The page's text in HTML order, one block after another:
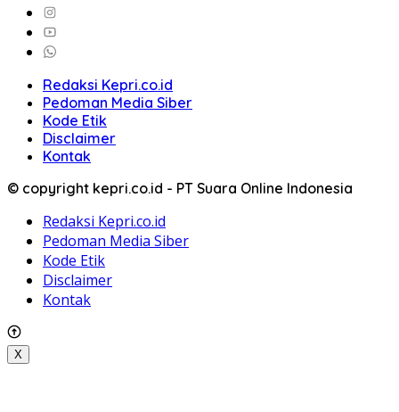
Redaksi Kepri.co.id
Pedoman Media Siber
Kode Etik
Disclaimer
Kontak
© copyright kepri.co.id - PT Suara Online Indonesia
Redaksi Kepri.co.id
Pedoman Media Siber
Kode Etik
Disclaimer
Kontak
X